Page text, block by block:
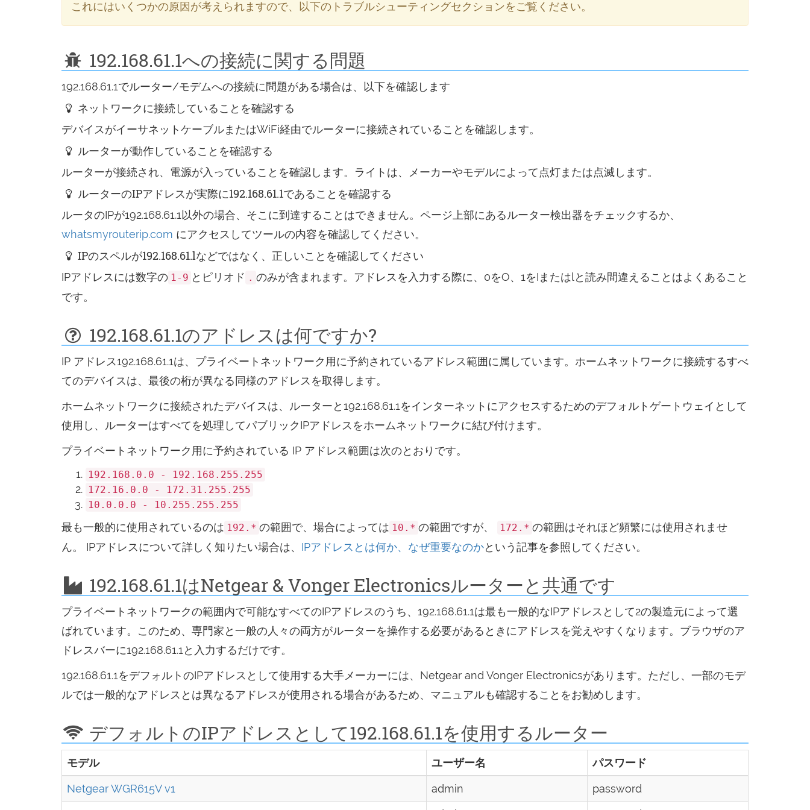
これにはいくつかの原因が考えられますので、以下のトラブルシューティングセクションをご覧ください。
192.168.61.1への接続に関する問題
192.168.61.1でルーター/モデムへの接続に問題がある場合は、以下を確認します
ネットワークに接続していることを確認する
デバイスがイーサネットケーブルまたはWiFi経由でルーターに接続されていることを確認します。
ルーターが動作していることを確認する
ルーターが接続され、電源が入っていることを確認します。ライトは、メーカーやモデルによって点灯または点滅します。
ルーターのIPアドレスが実際に192.168.61.1であることを確認する
ルータのIPが192.168.61.1以外の場合、そこに到達することはできません。ページ上部にあるルーター検出器をチェックするか、
whatsmyrouterip.com にアクセスしてツールの内容を確認してください。
IPのスペルが192.168.61.lなどではなく、正しいことを確認してください
IPアドレスには数字の 1-9 とピリオド . のみが含まれます。アドレスを入力する際に、0をO、1をIまたはlと読み間違えることはよくあること
です。
192.168.61.1のアドレスは何ですか?
IP アドレス192.168.61.1は、プライベートネットワーク用に予約されているアドレス範囲に属しています。ホームネットワークに接続するすべ
てのデバイスは、最後の桁が異なる同様のアドレスを取得します。
ホームネットワークに接続されたデバイスは、ルーターと192.168.61.1をインターネットにアクセスするためのデフォルトゲートウェイとして
使用し、ルーターはすべてを処理してパブリックIPアドレスをホームネットワークに結び付けます。
プライベートネットワーク用に予約されている IP アドレス範囲は次のとおりです。
192.168.0.0 - 192.168.255.255
172.16.0.0 - 172.31.255.255
10.0.0.0 - 10.255.255.255
最も一般的に使用されているのは 192.* の範囲で、場合によっては 10.* の範囲ですが、 172.* の範囲はそれほど頻繁には使用されませ
ん。 IPアドレスについて詳しく知りたい場合は、 IPアドレスとは何か、なぜ重要なのかという記事を参照してください。
192.168.61.1はNetgear & Vonger Electronicsルーターと共通です
プライベートネットワークの範囲内で可能なすべてのIPアドレスのうち、192.168.61.1は最も一般的なIPアドレスとして2の製造元によって選
ばれています。このため、専門家と一般の人々の両方がルーターを操作する必要があるときにアドレスを覚えやすくなります。ブラウザのア
ドレスバーに192.168.61.1と入力するだけです。
192.168.61.1をデフォルトのIPアドレスとして使用する大手メーカーには、Netgear and Vonger Electronicsがあります。ただし、一部のモデ
ルでは一般的なアドレスとは異なるアドレスが使用される場合があるため、マニュアルも確認することをお勧めします。
デフォルトのIPアドレスとして192.168.61.1を使用するルーター
モデル ユーザー名 パスワード
Netgear WGR615V v1 admin
password